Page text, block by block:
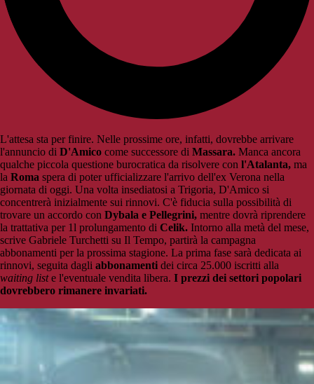
L'attesa sta per finire. Nelle prossime ore, infatti, dovrebbe arrivare
l'annuncio di D'Amico come successore di Massara. Manca ancora
qualche piccola questione burocratica da risolvere con l'Atalanta, ma
la Roma spera di poter ufficializzare l'arrivo dell'ex Verona nella
giornata di oggi. Una volta insediatosi a Trigoria, D'Amico si
concentrerà inizialmente sui rinnovi. C'è fiducia sulla possibilità di
trovare un accordo con Dybala e Pellegrini, mentre dovrà riprendere
la trattativa per 1l prolungamento di Celik. Intorno alla metà del mese,
scrive Gabriele Turchetti su Il Tempo, partirà la campagna
abbonamenti per la prossima stagione. La prima fase sarà dedicata ai
rinnovi, seguita dagli abbonamenti dei circa 25.000 iscritti alla
waiting liste l'eventuale vendita libera. I prezzi dei settori popolari
dovrebbero rimanere invariati.